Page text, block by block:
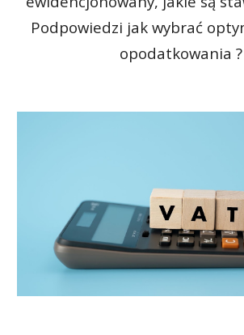
Podpowiedzi jak wybrać
opodatkowania ?